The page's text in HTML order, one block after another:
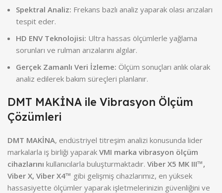
Spektral Analiz: Frekans bazlı analiz yaparak olası arızaları
tespit eder.
HD ENV Teknolojisi: Ultra hassas ölçümlerle yağlama
sorunları ve rulman arızalarını algılar.
Gerçek Zamanlı Veri İzleme: Ölçüm sonuçları anlık olarak
analiz edilerek bakım süreçleri planlanır.
DMT MAKİNA ile Vibrasyon Ölçüm
Çözümleri
DMT MAKİNA, endüstriyel titreşim analizi konusunda lider
markalarla iş birliği yaparak VMI marka vibrasyon ölçüm
cihazlarını kullanıcılarla buluşturmaktadır. Viber X5 MK III™,
Viber X, Viber X4™ gibi gelişmiş cihazlarımız, en yüksek
hassasiyette ölçümler yaparak işletmelerinizin güvenliğini ve